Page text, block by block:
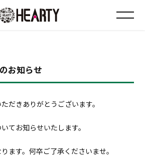
お知らせ
だきありがとうございます。
てお知らせいたします。
ます。何卒ご了承くださいませ。